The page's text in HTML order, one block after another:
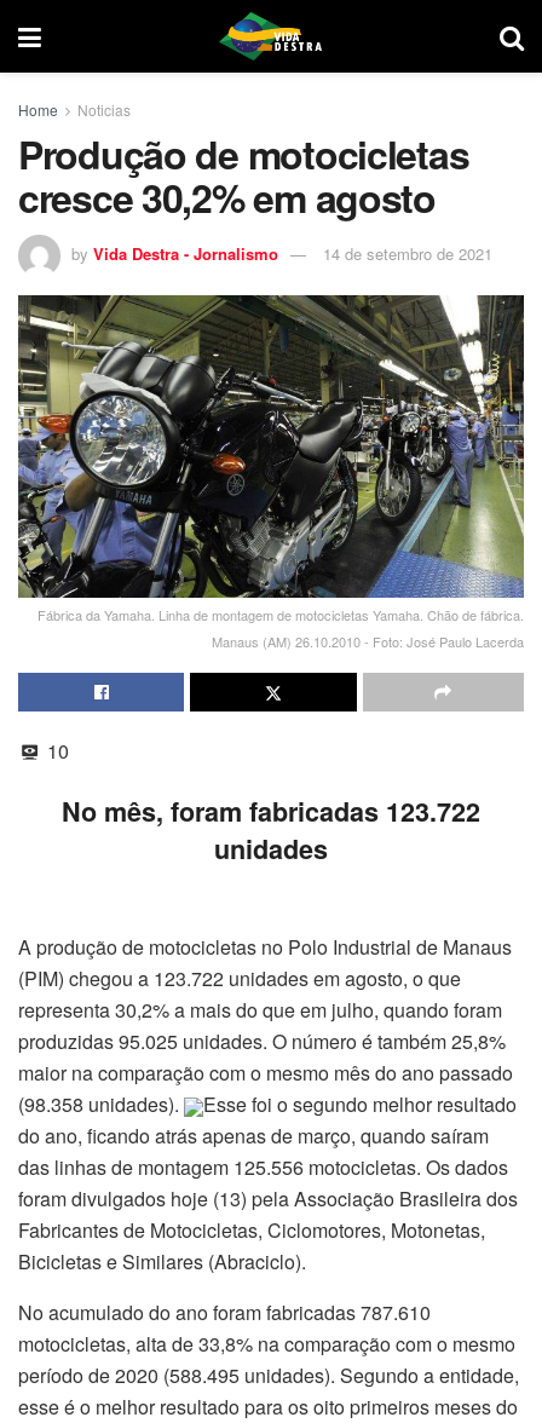
Home Noticias
Produção de motocicletas
cresce 30,2% em agosto
by Vida Destra - Jornalismo 14 de setembro de 2021
Fábrica da Yamaha. Linha de montagem de motocicletas Yamaha. Chão de fábrica.
Manaus (AM) 26.10.2010 - Foto: José Paulo Lacerda
10
No mês, foram fabricadas 123.722
unidades
A produção de motocicletas no Polo Industrial de Manaus
(PIM) chegou a 123.722 unidades em agosto, o que
representa 30,2% a mais do que em julho, quando foram
produzidas 95.025 unidades. O número é também 25,8%
maior na comparação com o mesmo mês do ano passado
(98.358 unidades).
Esse foi o segundo melhor resultado
do ano, ficando atrás apenas de março, quando saíram
das linhas de montagem 125.556 motocicletas. Os dados
foram divulgados hoje (13) pela Associação Brasileira dos
Fabricantes de Motocicletas, Ciclomotores, Motonetas,
Bicicletas e Similares (Abraciclo).
No acumulado do ano foram fabricadas 787.610
motocicletas, alta de 33,8% na comparação com o mesmo
período de 2020 (588.495 unidades). Segundo a entidade,
esse é o melhor resultado para os oito primeiros meses do